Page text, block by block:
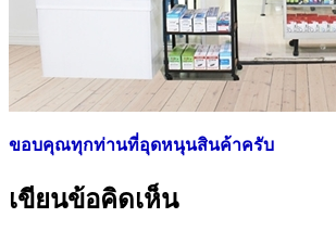
ขอบคุณทุกท่านที่อุดหนุนสินค้าครับ
เขียนข้อคิดเห็น